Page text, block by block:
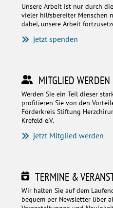
Unsere Arbeit ist nur durch
vieler hilfsbereiter Menschen
dabei, unsere Arbeit
jetzt spenden
MITGLIED WERDEN
Werden Sie ein Teil dieser
profitieren Sie von den
Förderkreis Stiftung
Krefeld e.V.
jetzt Mitglied werden
TERMINE &
Wir halten Sie auf dem
bequem per Newsletter über